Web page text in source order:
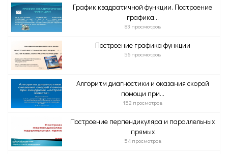
График квадратичной функции. Построение
графика...
83 просмотров
Построение графика функции
56 просмотров
Алгоритм диагностики и оказания скорой
помощи при...
152 просмотров
Построение перпендикуляра и параллельных
прямых
54 просмотров